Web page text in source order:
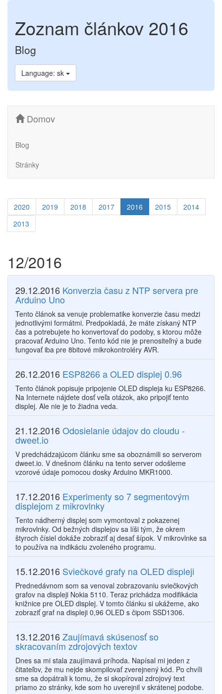
Zoznam článkov 2016
Blog
Language: sk
Domov
Blog
Stránky
2020 2019 2018 2017 2016 2015
2014
2013
12/2016
29.12.2016 Konverzia času z NTP servera pre
Arduino Uno
Tento článok sa venuje problematike konverzie času medzi
jednotlivými formátmi. Predpokladá, že máte získaný NTP
čas a potrebujete ho konvertovať do podoby, s ktorou môže
pracovať Arduino Uno. Tento kód nie je prenositeľný a bude
fungovať iba pre 8bitové mikrokontroléry AVR.
26.12.2016 ESP8266 a OLED displej 0.96
Tento článok popisuje pripojenie OLED displeja ku ESP8266.
Na Internete nájdete dosť veľa otázok, ako pripojiť tento
displej. Ale nie je to žiadna veda.
21.12.2016Odosielanie údajov do cloudu -
dweet.io
V predchádzajúcom článku sme sa oboznámili so serverom
dweet.io. V dnešnom článku na tento server odošleme
vzorové údaje pomocou dosky Arduino MKR1000.
17.12.2016 Experimenty so 7 segmentovým
displejom z mikrovlnky
Tento nádherný displej som vymontoval z pokazenej
mikrovlnky. Od bežných displejov sa líši tým, že okrem
štyroch čísiel dokáže zobraziť aj desať šípok. V mikrovlnke sa
to používa na indikáciu zvoleného programu.
15.12.2016 Sviečkové grafy na OLED displeji
Prednedávnom som sa venoval zobrazovaniu sviečkových
grafov na displeji Nokia 5110. Teraz prichádza modifikácia
knižnice pre OLED displej. V tomto článku si ukážeme, ako
zobraziť graf na displeji 0,96 OLED s čipom SSD1306.
13.12.2016Zaujímavá skúsenosť so
skracovaním zdrojových textov
Dnes sa mi stala zaujímavá príhoda. Napísal mi jeden z
čitateľov, že mu nejde skompilovať zverejnený kód. Po chvíli
sme sa dopátrali k tomu, že si skopíroval zdrojový text
priamo zo stránky, kde som ho uverejnil v skrátenej podobe.